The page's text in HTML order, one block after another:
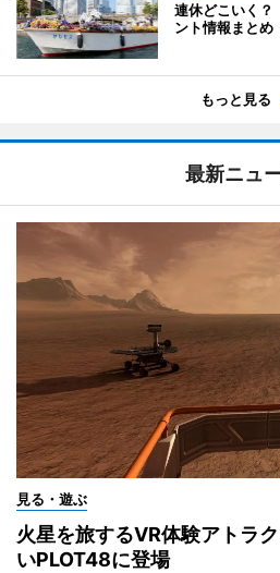
連休どこいく
ント情報まとめ
もっと見る
最新ニュ
見る・遊ぶ
火星を旅するVR体験アトラ
いPLOT48に登場